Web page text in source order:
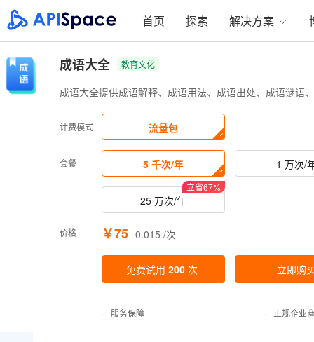
首页 探索 解决方案
成语大全 教育文化
成语大全提供成语解释、成语用法、成语出处、成语谜语
计费模式 流量包
套餐 5 千次/年 1 万次/
25 万次/年
立省67%
价格 ￥75 0.015 /次
免费试用 200 次 立即购
· 服务保障 · 正规企业